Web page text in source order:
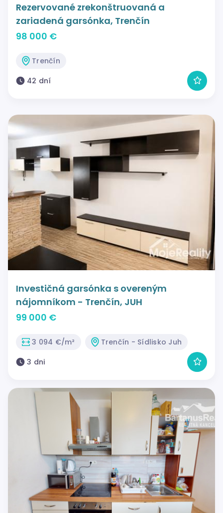
Rezervované zrekonštruovaná a
zariadená garsónka, Trenčín
98 000 €
Trenčín
42 dní
Investičná garsónka s overeným
nájomníkom - Trenčín, JUH
99 000 €
3 094 €/m²
Trenčín - Sídlisko Juh
3 dni